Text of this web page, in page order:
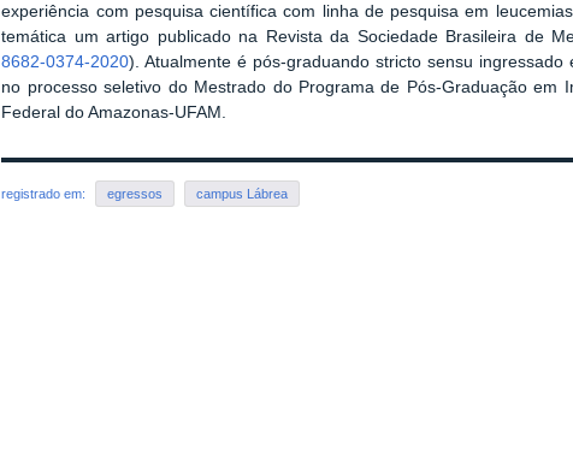
experiência com pesquisa científica com linha de pesquisa em
temática um artigo publicado na Revista da Sociedade Brasileira de
8682-0374-2020). Atualmente é pós-graduando stricto sensu
no processo seletivo do Mestrado do Programa de Pós-Graduação em
Federal do Amazonas-UFAM.
registrado em: egressos campus Lábrea